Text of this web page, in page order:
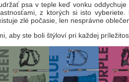
psa v teple keď vonku
z ktorých si isto vyberiete.
zlé počasie, len nesprávne
aby ste boli štýloví pri každej